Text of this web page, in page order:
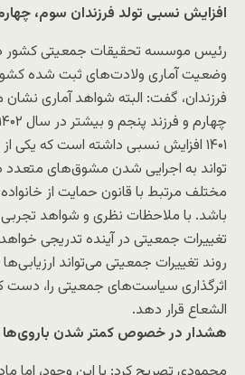
افزایش نسبی تولد فرزندان سوم،
رئیس موسسه تحقیقات جمعیتی کشور
وضعیت آماری ولادت‌های ثبت شده
فرزندان، گفت: البته شواهد آماری
۱۴۰۱ افزایش نسبی داشته است که
تواند به اجرایی شدن مشوق­‌های متعدد
مختلف مرتبط با قانون حمایت از
باشد. با ملاحظات نظری و شواهد
تغییرات جمعیتی در آینده تدریجی خواهد
روند تغییرات جمعیتی می‌تواند
اثرگذاری سیاست‌های جمعیتی را، دست
الشعاع قرار دهد.
هشدار در خصوص کمتر شدن باروی‌ها